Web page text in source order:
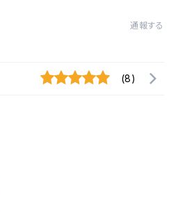
通報する
(8)